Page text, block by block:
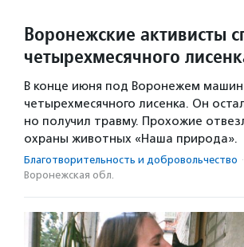
Воронежские активисты
четырехмесячного
В конце июня под Воронежем
четырехмесячного лисенка. Он
но получил травму. Прохожие
охраны животных «Наша природа».
Благотвори­тель­ность и доброволь­чест­во ·
Воронежская обл.